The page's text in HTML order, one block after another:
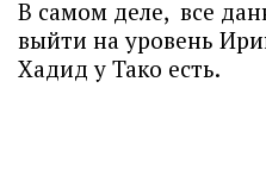
В самом деле, все
выйти на уровень
Хадид у Тако есть.